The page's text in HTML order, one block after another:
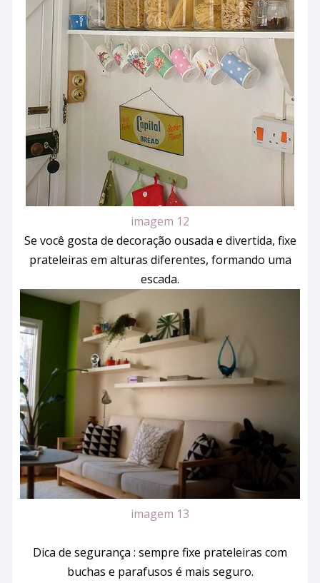
imagem 12
Se você gosta de decoração ousada e divertida, fixe
prateleiras em alturas diferentes, formando uma
escada.
imagem 13
Dica de segurança : sempre fixe prateleiras com
buchas e parafusos é mais seguro.